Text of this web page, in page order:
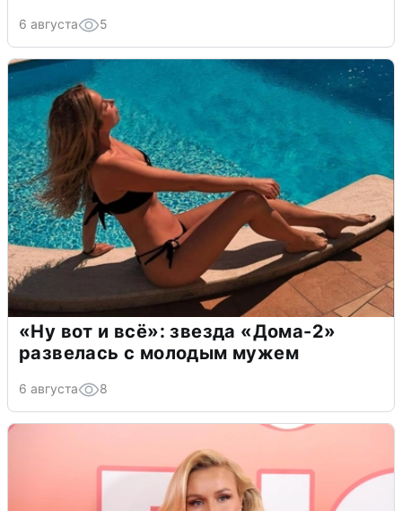
6 августа 5
«Ну вот и всё»: звезда «Дома-2»
развелась с молодым мужем
6 августа 8